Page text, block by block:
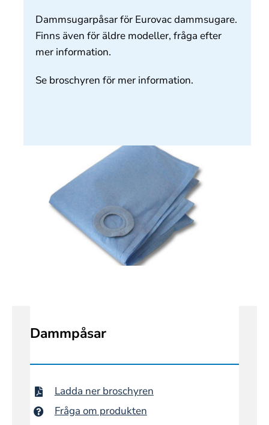
Om oss
Kontakt
Dammsugarpåsar för Eurovac dammsugare.
Finns även för äldre modeller, fråga efter
mer information.
Se broschyren för mer information.
Dammpåsar
Ladda ner broschyren
Fråga om produkten